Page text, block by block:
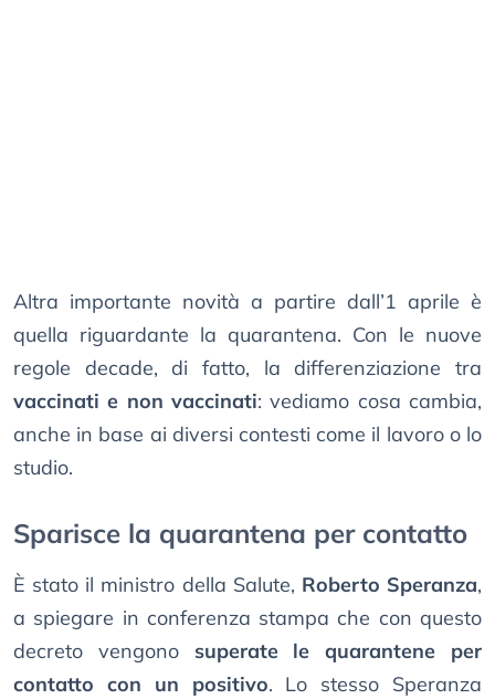
Altra importante novità a partire dall’1 aprile è
quella riguardante la quarantena. Con le nuove
regole decade, di fatto, la differenziazione tra
vaccinati e non vaccinati: vediamo cosa cambia,
anche in base ai diversi contesti come il lavoro o lo
studio.
Sparisce la quarantena per contatto
È stato il ministro della Salute, Roberto Speranza,
a spiegare in conferenza stampa che con questo
decreto vengono superate le quarantene per
contatto con un positivo. Lo stesso Speranza